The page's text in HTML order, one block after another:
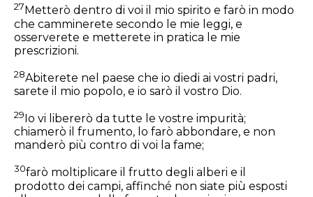
27 Metterò dentro di voi il mio spirito e farò in modo
che camminerete secondo le mie leggi, e
osserverete e metterete in pratica le mie
prescrizioni.
28Abiterete nel paese che io diedi ai vostri padri,
sarete il mio popolo, e io sarò il vostro Dio.
29 Io vi libererò da tutte le vostre impurità;
chiamerò il frumento, lo farò abbondare, e non
manderò più contro di voi la fame;
30farò moltiplicare il frutto degli alberi e il
prodotto dei campi, affinché non siate più esposti